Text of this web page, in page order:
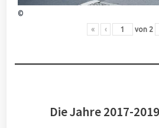
©
« ‹ von 2
Die Jahre 2017-